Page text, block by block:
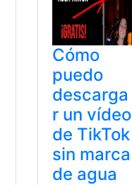
Cómo
puedo
descarga
r un vídeo
de TikTok
sin marca
de agua